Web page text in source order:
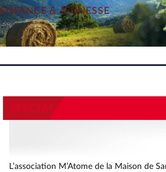
ENFANCE & JEUNESSE
SPECTACLE MIAM CIRCUS
L’association M’Atome de la Maison de